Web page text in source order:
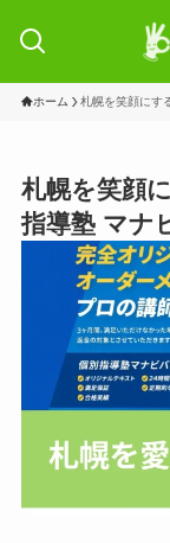
ホーム 札幌を笑顔にす
札幌を笑顔
指導塾 マナ